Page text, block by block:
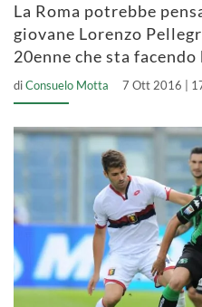
La Roma potrebbe
giovane Lorenzo
20enne che sta
diConsuelo Motta 7 Ott 2016 |